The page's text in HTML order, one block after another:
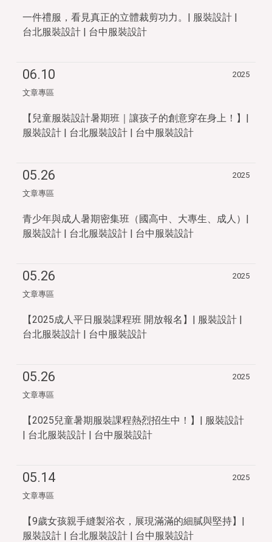
一件禮服，看見真正的立體裁剪功力。| 服裝設計 |
台北服裝設計 | 台中服裝設計
06.10
2025
文章專區
【兒童服裝設計暑期班｜讓孩子的創意穿在身上！】|
服裝設計 | 台北服裝設計 | 台中服裝設計
05.26
2025
文章專區
青少年與成人暑期密集班（國高中、大專生、成人）|
服裝設計 | 台北服裝設計 | 台中服裝設計
05.26
2025
文章專區
【2025成人平日服裝課程班 開放報名】| 服裝設計 |
台北服裝設計 | 台中服裝設計
05.26
2025
文章專區
【2025兒童暑期服裝課程熱烈招生中！】| 服裝設計
| 台北服裝設計 | 台中服裝設計
05.14
2025
文章專區
【9歲女孩親手縫製浴衣，展現滿滿的細膩與堅持】|
服裝設計 | 台北服裝設計 | 台中服裝設計